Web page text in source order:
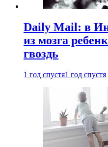
Daily Mail: в
из мозга
гвоздь
1 год спустя1 год спустя